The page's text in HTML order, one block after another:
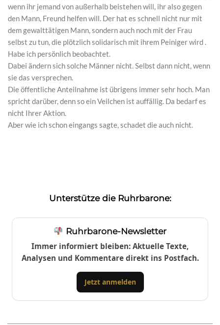
wenn ihr jemand von außerhalb beistehen will, ihr also gegen
den Mann, Freund helfen will. Der hat es schnell nicht nur mit
dem gewalttätigen Mann, sondern auch noch mit der Frau
selbst zu tun, die plötzlich solidarisch mit ihrem Peiniger wird .
Habe ich persönlich beobachtet.
Dabei ändern sich solche Männer nicht. Selbst dann nicht, wenn
sie das versprechen.
Die öffentliche Anteilnahme ist übrigens immer sehr hoch. Man
spricht darüber, denn so ein Veilchen ist auffällig. Da bedarf es
nicht Ihrer Aktion.
Aber wie ich schon eingangs sagte, schadet die auch nicht.
Unterstütze die Ruhrbarone:
Ruhrbarone-Newsletter
Immer informiert bleiben: Aktuelle Texte,
Analysen und Kommentare direkt ins Postfach.
Jetzt anmelden